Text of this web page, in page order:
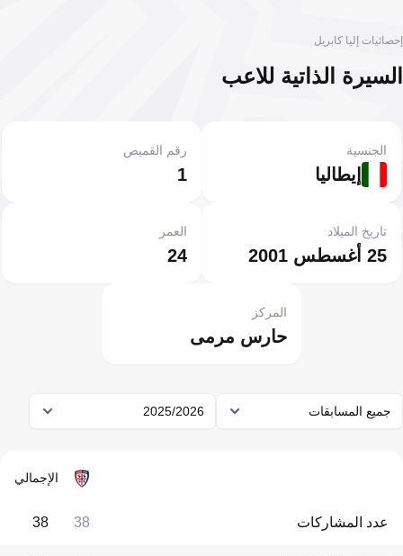
إحصائيات إليا كابريل
السيرة الذاتية للاعب
إيطاليا
الجنسية
1
رقم القميص
25 أغسطس 2001
تاريخ الميلاد
24
العمر
حارس مرمى
المركز
جميع المسابقات 2025/2026
الإجمالي
عدد المشاركات 38
38